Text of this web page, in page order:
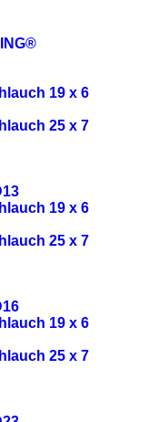
19 x 6
25 x 7
19 x 6
25 x 7
19 x 6
25 x 7